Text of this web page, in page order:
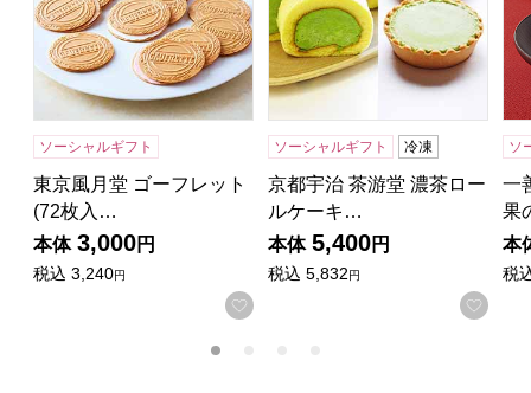
ソーシャルギフト
東京風月堂 ゴーフレット
(72枚入…
本体 3,000円
税込 3,240円
お気に入りに登録する
ソーシャルギフト 冷凍
京都宇治 茶游堂 濃茶ロー
ルケーキ…
本体 5,400円
税込 5,832円
お気
ソ
一
果
本
税